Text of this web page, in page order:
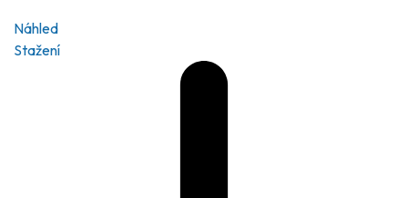
Náhled
Stažení